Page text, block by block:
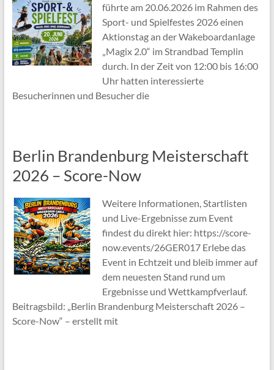
führte am 20.06.2026 im Rahmen des
Sport- und Spielfestes 2026 einen
Aktionstag an der Wakeboardanlage
„Magix 2.0“ im Strandbad Templin
durch. In der Zeit von 12:00 bis 16:00
Uhr hatten interessierte
Besucherinnen und Besucher die
Berlin Brandenburg Meisterschaft
2026 – Score-Now
Weitere Informationen, Startlisten
und Live-Ergebnisse zum Event
findest du direkt hier: https://score-
now.events/26GER017 Erlebe das
Event in Echtzeit und bleib immer auf
dem neuesten Stand rund um
Ergebnisse und Wettkampfverlauf.
Beitragsbild: „Berlin Brandenburg Meisterschaft 2026 –
Score-Now“ – erstellt mit